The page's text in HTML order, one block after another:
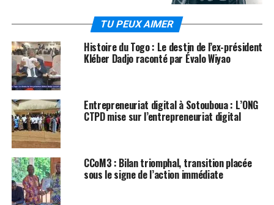
TU PEUX AIMER
Histoire du Togo : Le destin de l’ex-président
Kléber Dadjo raconté par Évalo Wiyao
Entrepreneuriat digital à Sotouboua : L’ONG
CTPD mise sur l’entrepreneuriat digital
CCoM3 : Bilan triomphal, transition placée
sous le signe de l’action immédiate